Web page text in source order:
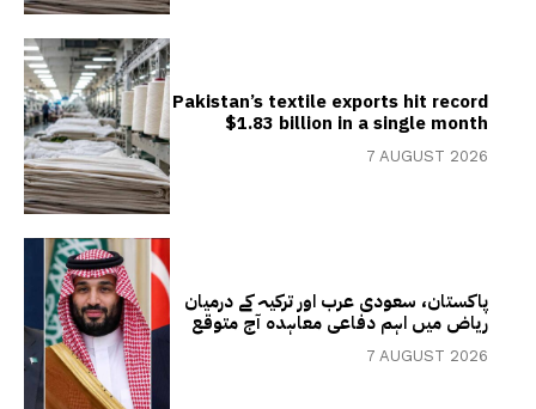
Pakistan’s textile exports hit record
$1.83 billion in a single month
7 AUGUST 2026
پاکستان، سعودی عرب اور ترکیہ کے درمیان
ریاض میں اہم دفاعی معاہدہ آج متوقع
7 AUGUST 2026